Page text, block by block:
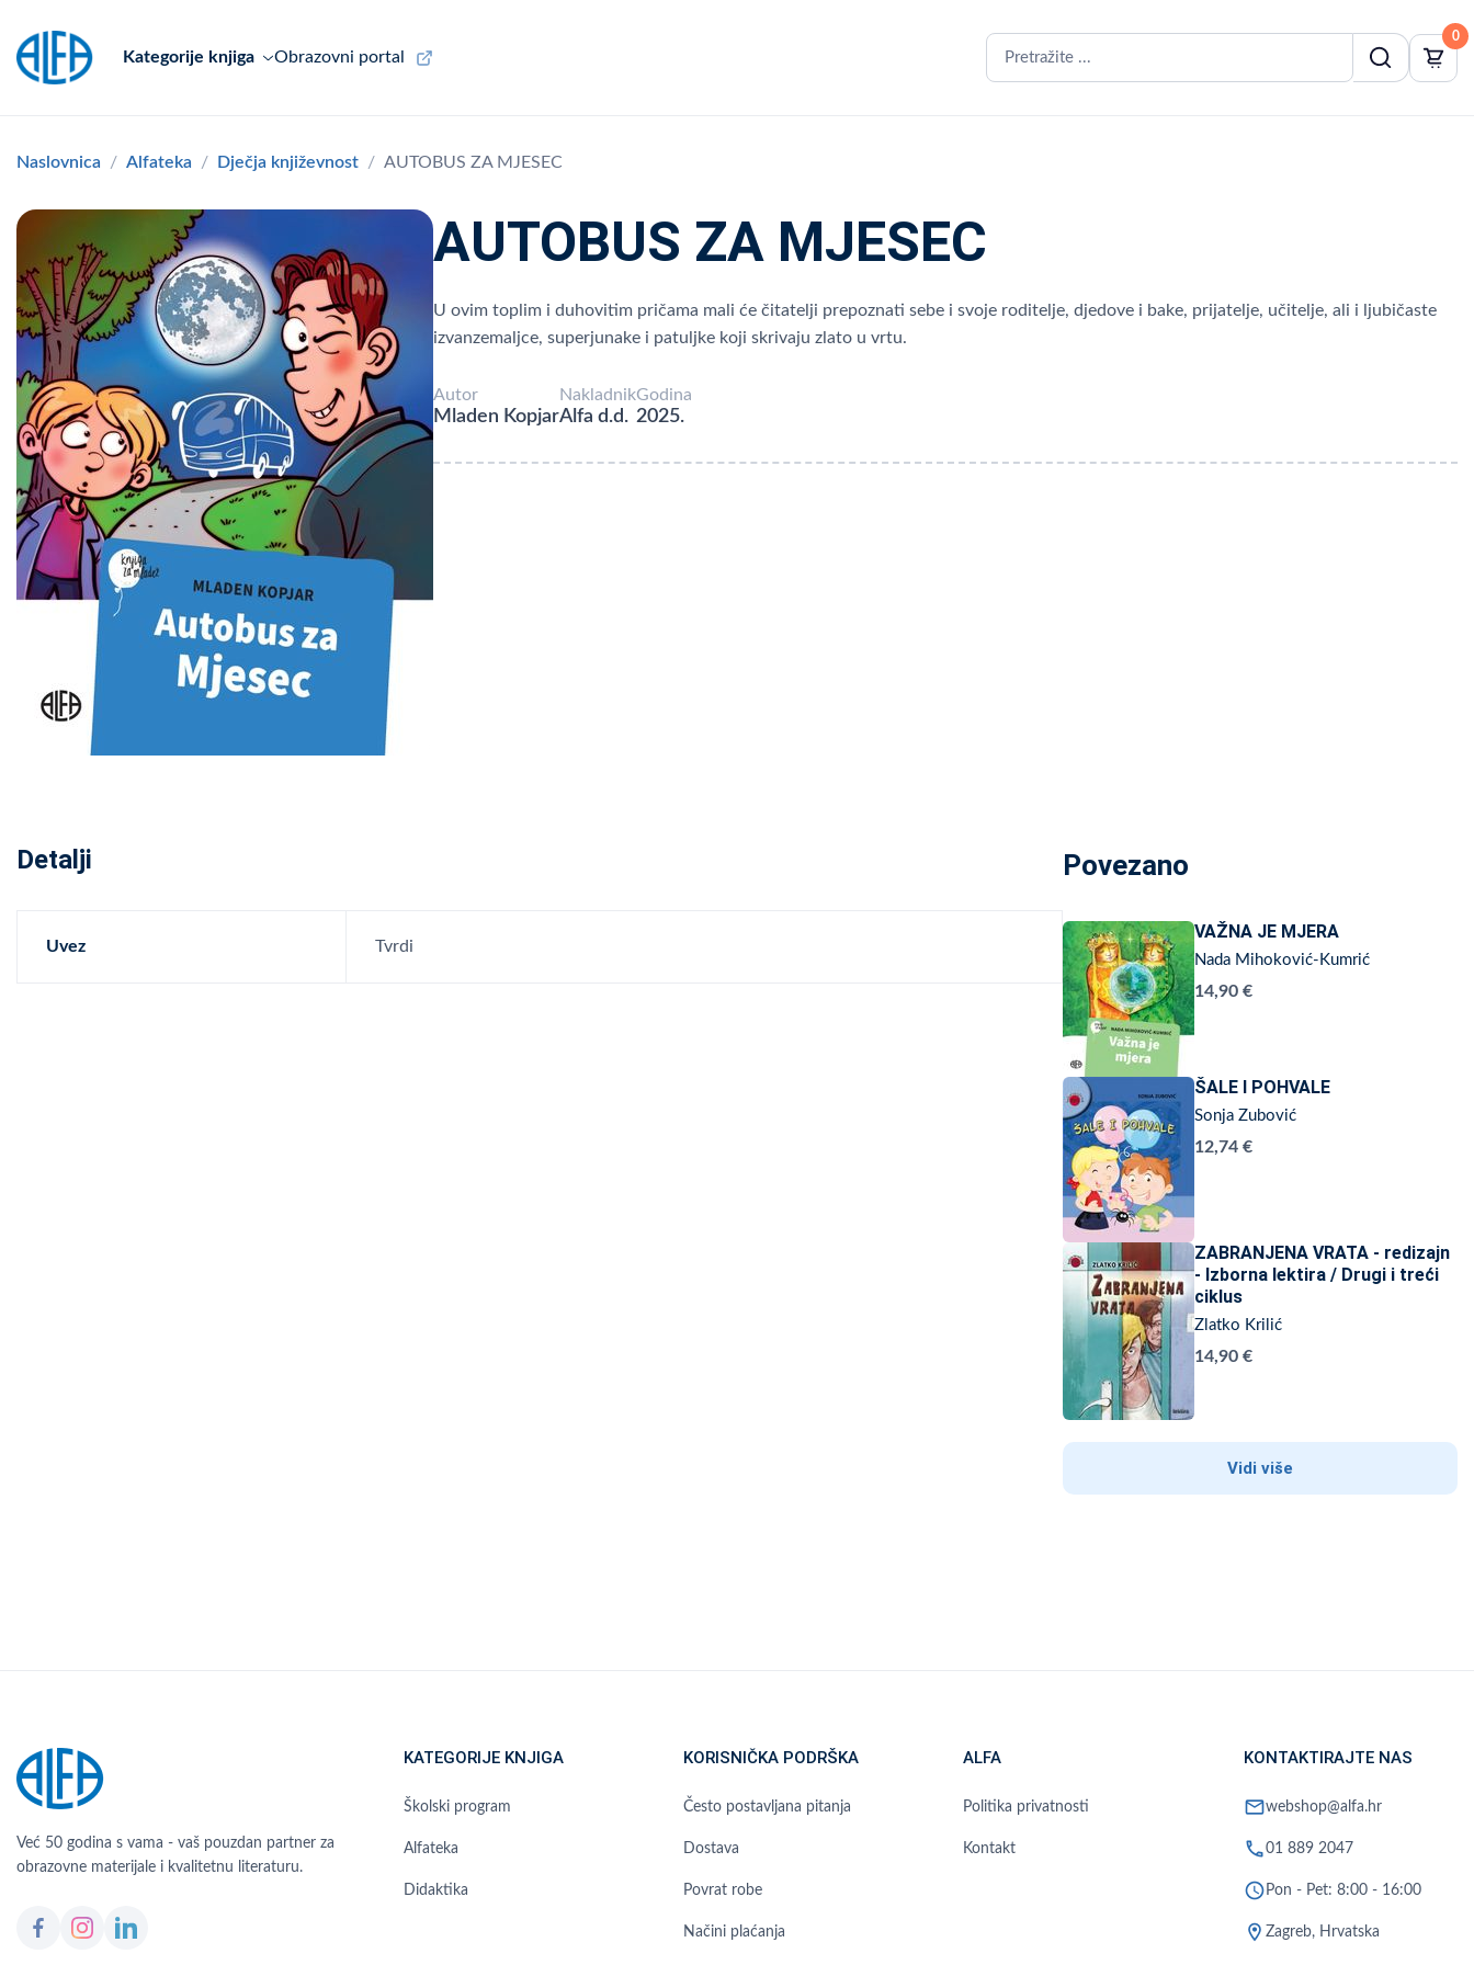
Kategorije knjiga Obrazovni portal
0
Naslovnica Alfateka Dječja književnost AUTOBUS ZA MJESEC
AUTOBUS ZA MJESEC
U ovim toplim i duhovitim pričama mali će čitatelji prepoznati sebe i svoje roditelje, djedove i bake, prijatelje, učitelje, ali i ljubičaste
izvanzemaljce, superjunake i patuljke koji skrivaju zlato u vrtu.
Autor
Mladen Kopjar
Nakladnik
Alfa d.d.
Godina
2025.
Detalji
Uvez Tvrdi
Povezano
VAŽNA JE MJERA
Nada Mihoković-Kumrić
14,90 €
ŠALE I POHVALE
Sonja Zubović
12,74 €
ZABRANJENA VRATA - redizajn
- Izborna lektira / Drugi i treći
ciklus
Zlatko Krilić
14,90 €
Vidi više
Već 50 godina s vama - vaš pouzdan partner za
obrazovne materijale i kvalitetnu literaturu.
KATEGORIJE KNJIGA
Školski program
Alfateka
Didaktika
KORISNIČKA PODRŠKA
Često postavljana pitanja
Dostava
Povrat robe
Načini plaćanja
ALFA
Politika privatnosti
Kontakt
KONTAKTIRAJTE NAS
mailwebshop@alfa.hr
phone01 889 2047
schedule Pon - Pet: 8:00 - 16:00
location_on Zagreb, Hrvatska